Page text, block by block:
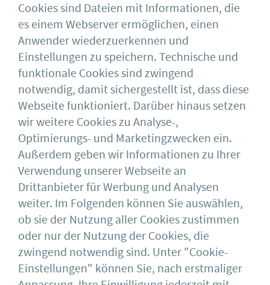
Gewinner des BMUB Sonderpreises:
Verkehrskommissariat Kißlegg ©Achim
Birnbaum
Download
Deutscher Stahlbau-Verband DSTV e.V.
Sohnstraße 65
40237 Düsseldorf
Impressum
bauforumstahl
Cookies sind Dateien mit Informationen, die
es einem Webserver ermöglichen, einen
Anwender wiederzuerkennen und
Einstellungen zu speichern. Technische und
funktionale Cookies sind zwingend
notwendig, damit sichergestellt ist, dass diese
Webseite funktioniert. Darüber hinaus setzen
wir weitere Cookies zu Analyse-,
Optimierungs- und Marketingzwecken ein.
Außerdem geben wir Informationen zu Ihrer
Verwendung unserer Webseite an
Drittanbieter für Werbung und Analysen
weiter. Im Folgenden können Sie auswählen,
ob sie der Nutzung aller Cookies zustimmen
oder nur der Nutzung der Cookies, die
zwingend notwendig sind. Unter "Cookie-
Einstellungen" können Sie, nach erstmaliger